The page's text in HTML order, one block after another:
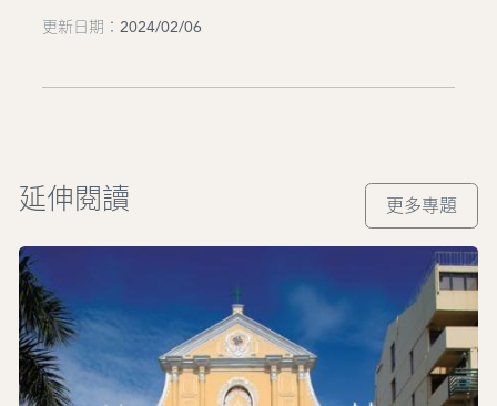
更新日期：2024/02/06
延伸閱讀 更多專題